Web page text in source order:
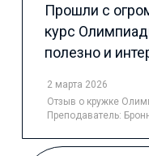
Прошли с
курс
полезно и
2 марта 2026
Отзыв о кружке
Преподаватель: